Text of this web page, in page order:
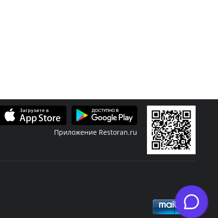
Приложение Restoran.ru
Журнал